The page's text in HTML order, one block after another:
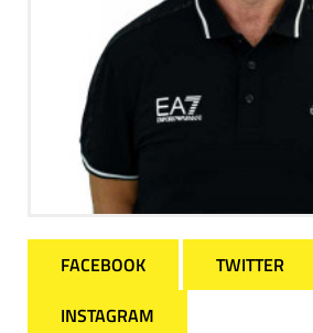
FACEBOOK
TWITTER
INSTAGRAM